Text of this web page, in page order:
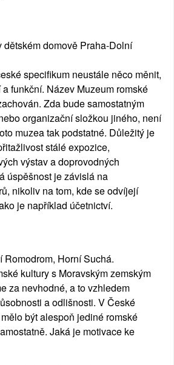
dětském domově Praha-Dolní
specifikum neustále něco měnit,
funkční. Název Muzeum romské
Zda bude samostatným
organizační složkou jiného, není
muzea tak podstatné. Důležitý je
stálé expozice,
výstav a doprovodných
úspěšnost je závislá na
nikoliv na tom, kde se odvíjejí
je například účetnictví.
Romodrom, Horní Suchá.
kultury s Moravským zemským
za nevhodné, a to vzhledem
a odlišnosti. V České
být alespoň jediné romské
Jaká je motivace ke